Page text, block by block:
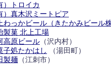
）トロイカ
）真木沢ミートピア
わっかビール（きたかみビール
製菓 北上工場
高原ビール （沢内村）
子処たかはし
（湯田町）
製麺 （江刺市）